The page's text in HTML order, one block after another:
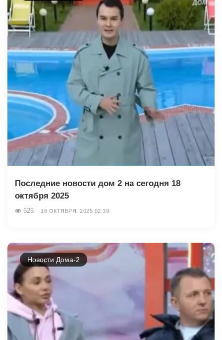
Последние новости дом 2 на сегодня 18
октября 2025
525 18 ОКТЯБРЯ, 2025 02:39
Новости Дома-2